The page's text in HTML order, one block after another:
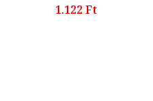
1.122 Ft